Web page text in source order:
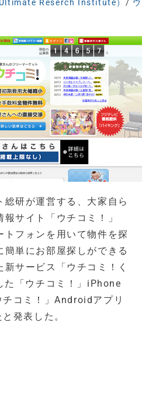
Ultimate Reserch Institute）/ ウ
研が運営する、大家自ら
サイト「ウチコミ！」
トフォンを用いて物件を探
単にお部屋探しができる
サービス「ウチコミ！く
た「ウチコミ！」iPhone
コミ！」Androidアプリ
発表した。